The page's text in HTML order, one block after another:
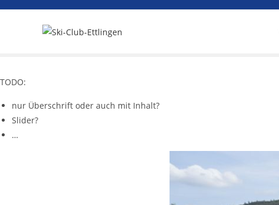
TODO:
nur Überschrift oder auch mit Inhalt?
Slider?
…